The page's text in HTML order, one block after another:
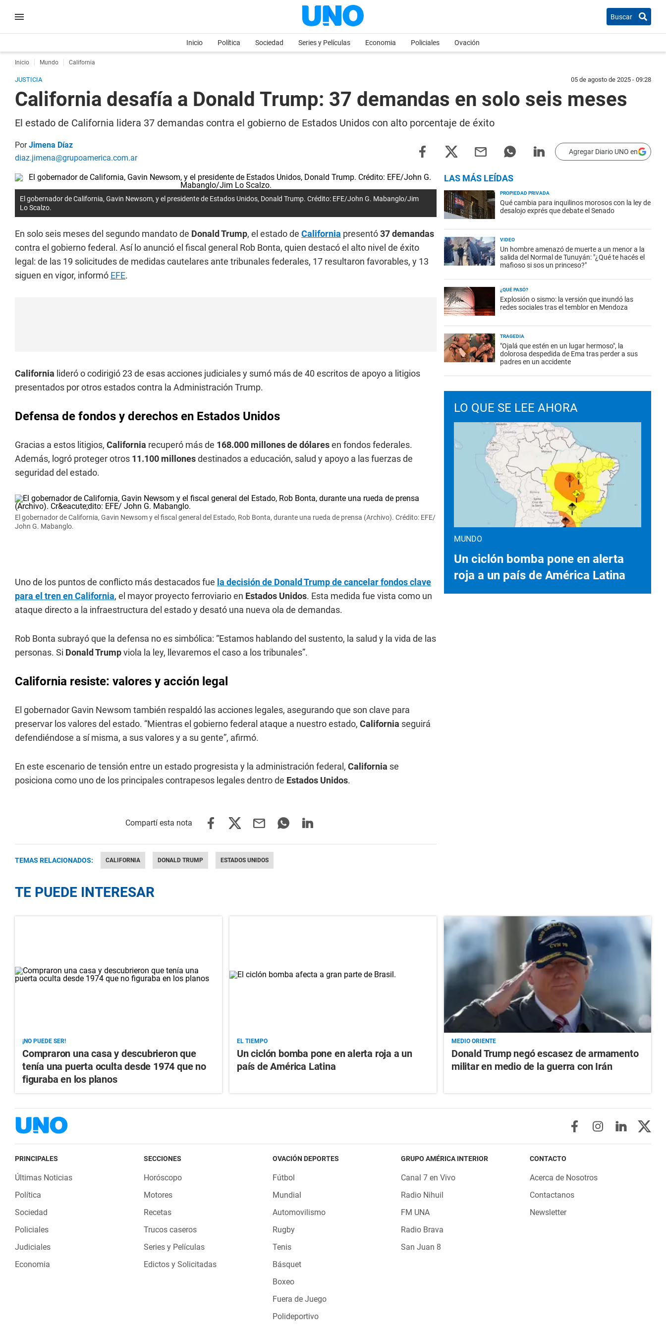
Buscar
Inicio Política Sociedad Series y Películas Economia Policiales Ovación
Inicio Mundo California
JUSTICIA 05 de agosto de 2025 - 09:28
California desafía a Donald Trump: 37 demandas en solo seis meses
El estado de California lidera 37 demandas contra el gobierno de Estados Unidos con alto porcentaje de éxito
PorJimena Díaz
diaz.jimena@grupoamerica.com.ar
Agregar Diario UNO en
El gobernador de California, Gavin Newsom, y el presidente de Estados Unidos, Donald Trump. Crédito: EFE/John G. Mabanglo/Jim
Lo Scalzo.
En solo seis meses del segundo mandato de Donald Trump, el estado de California presentó37 demandas
contra el gobierno federal. Así lo anunció el fiscal general Rob Bonta, quien destacó el alto nivel de éxito
legal: de las 19 solicitudes de medidas cautelares ante tribunales federales, 17 resultaron favorables, y 13
siguen en vigor, informó EFE.
California lideró o codirigió 23 de esas acciones judiciales y sumó más de 40 escritos de apoyo a litigios
presentados por otros estados contra la Administración Trump.
Defensa de fondos y derechos en Estados Unidos
Gracias a estos litigios, California recuperó más de 168.000 millones de dólaresen fondos federales.
Además, logró proteger otros 11.100 millonesdestinados a educación, salud y apoyo a las fuerzas de
seguridad del estado.
El gobernador de California, Gavin Newsom y el fiscal general del Estado, Rob Bonta, durante una rueda de prensa (Archivo). Crédito: EFE/
John G. Mabanglo.
Uno de los puntos de conflicto más destacados fue la decisión de Donald Trump de cancelar fondos clave
para el tren en California, el mayor proyecto ferroviario en Estados Unidos. Esta medida fue vista como un
ataque directo a la infraestructura del estado y desató una nueva ola de demandas.
Rob Bonta subrayó que la defensa no es simbólica: “Estamos hablando del sustento, la salud y la vida de las
personas. Si Donald Trumpviola la ley, llevaremos el caso a los tribunales”.
California resiste: valores y acción legal
El gobernador Gavin Newsom también respaldó las acciones legales, asegurando que son clave para
preservar los valores del estado. “Mientras el gobierno federal ataque a nuestro estado, California seguirá
defendiéndose a sí misma, a sus valores y a su gente”, afirmó.
En este escenario de tensión entre un estado progresista y la administración federal, California se
posiciona como uno de los principales contrapesos legales dentro de Estados Unidos.
TEMAS RELACIONADOS: CALIFORNIA DONALD TRUMP ESTADOS UNIDOS
LAS MÁS LEÍDAS
PROPIEDAD PRIVADA
Qué cambia para inquilinos morosos con la ley de
desalojo exprés que debate el Senado
VIDEO
Un hombre amenazó de muerte a un menor a la
salida del Normal de Tunuyán: "¿Qué te hacés el
mafioso si sos un princeso?"
¿QUÉ PASÓ?
Explosión o sismo: la versión que inundó las
redes sociales tras el temblor en Mendoza
TRAGEDIA
"Ojalá que estén en un lugar hermoso", la
dolorosa despedida de Ema tras perder a sus
padres en un accidente
LO QUE SE LEE AHORA
MUNDO
Un ciclón bomba pone en alerta
roja a un país de América Latina
TE PUEDE INTERESAR
¡NO PUEDE SER!
Compraron una casa y descubrieron que
tenía una puerta oculta desde 1974 que no
figuraba en los planos
EL TIEMPO
Un ciclón bomba pone en alerta roja a un
país de América Latina
MEDIO ORIENTE
Donald Trump negó escasez de armamento
militar en medio de la guerra con Irán
PRINCIPALES
Últimas Noticias
Política
Sociedad
Policiales
Judiciales
Economia
SECCIONES
Horóscopo
Motores
Recetas
Trucos caseros
Series y Películas
Edictos y Solicitadas
OVACIÓN DEPORTES
Fútbol
Mundial
Automovilismo
Rugby
Tenis
Básquet
Boxeo
Fuera de Juego
Polideportivo
GRUPO AMÉRICA INTERIOR
Canal 7 en Vivo
Radio Nihuil
FM UNA
Radio Brava
San Juan 8
CONTACTO
Acerca de Nosotros
Contactanos
Newsletter